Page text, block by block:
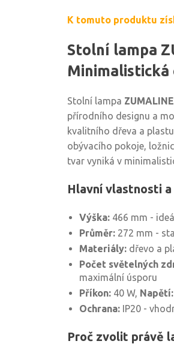
K tomuto produktu
Stolní lampa
Minimalistická
Stolní lampa
přírodního designu a
kvalitního dřeva a
obývacího pokoje,
tvar vyniká v
Hlavní vlastnosti
Výška: 466 mm -
Průměr: 272 mm -
Materiály: dřevo a
Počet světelných
maximální úsporu
Příkon: 40 W, Napětí:
Ochrana: IP20 -
Proč zvolit právě